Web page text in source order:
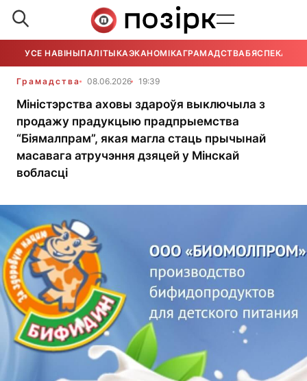
УСЕ НАВІНЫПАЛІТЫКАЭКАНОМІКАГРАМАДСТВАБЯСПЕКА
Грамадства 08.06.2026 19:39
Міністэрства аховы здароўя выключыла з
продажу прадукцыю прадпрыемства
“Біямалпрам”, якая магла стаць прычынай
масавага атручэння дзяцей у Мінскай
вобласці